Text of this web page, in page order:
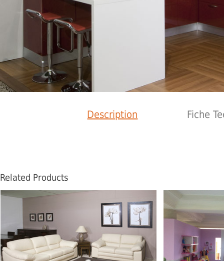
Description Fiche
Related Products